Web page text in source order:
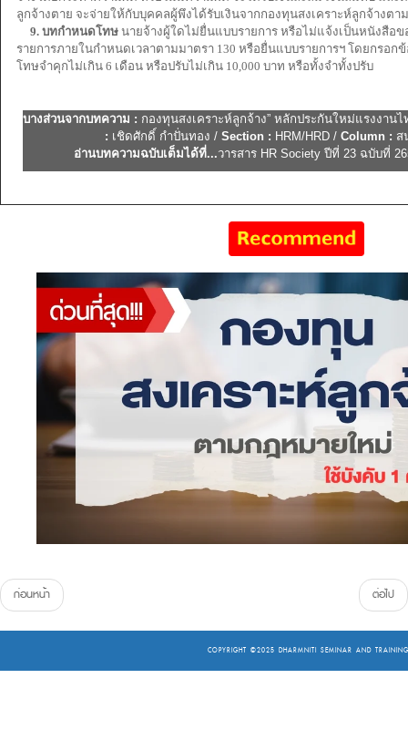
ลูกจ้างตาย จะจ่ายให้กับบุคคลผู้พึงได้รับเงินจากกองทุนสงเคราะห์ลูกจ้างต
9. บทกำหนดโทษนายจ้างผู้ใดไม่ยื่นแบบรายการ หรือไม่แจ้งเป็นหนังสือ
รายการภายในกำหนดเวลาตามมาตรา 130 หรือยื่นแบบรายการฯ โดยกรอก
โทษจำคุกไม่เกิน 6 เดือน หรือปรับไม่เกิน 10,000 บาท หรือทั้งจำทั้งปรับ
บางส่วนจากบทความ : กองทุนสงเคราะห์ลูกจ้าง” หลักประกันใหม่แรงงาน
: เชิดศักดิ์ กำปั่นทอง / Section : HRM/HRD / Column : ส
อ่านบทความฉบับเต็มได้ที่...วารสาร HR Society ปีที่ 23 ฉบับที่
ก่อนหน้า ต่อไป
COPYRIGHT ©2025 DHARMNITI SEMINAR AND